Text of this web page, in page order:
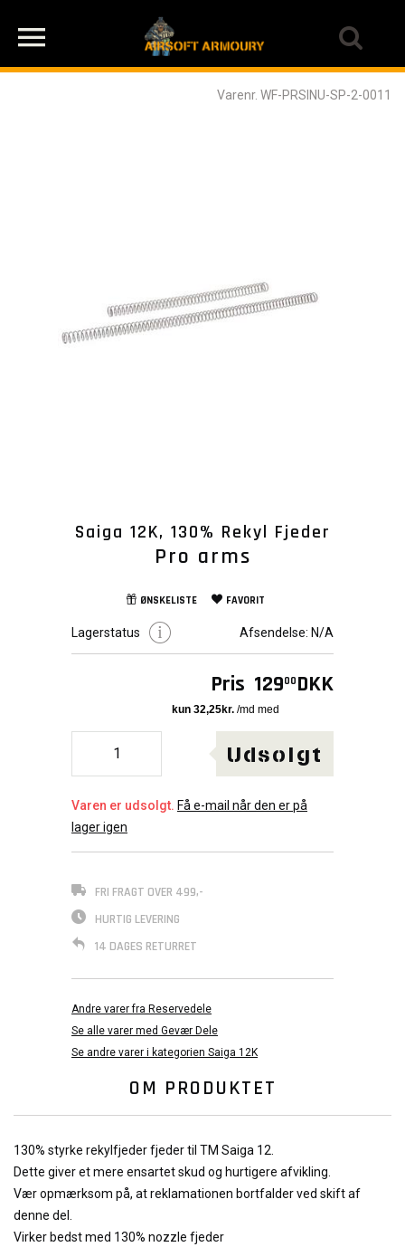
Varenr. WF-PRSINU-SP-2-0011
Saiga 12K, 130% Rekyl Fjeder
Pro arms
ØNSKELISTE FAVORIT
Lagerstatus Afsendelse: N/A
Pris 12900 DKK
Udsolgt
Varen er udsolgt. Få e-mail når den er på
lager igen
FRI FRAGT OVER 499,-
HURTIG LEVERING
14 DAGES RETURRET
Andre varer fra Reservedele
Se alle varer med Gevær Dele
Se andre varer i kategorien Saiga 12K
OM PRODUKTET
130% styrke rekylfjeder fjeder til TM Saiga 12.
Dette giver et mere ensartet skud og hurtigere afvikling.
Vær opmærksom på, at reklamationen bortfalder ved skift af
denne del.
Virker bedst med 130% nozzle fjeder